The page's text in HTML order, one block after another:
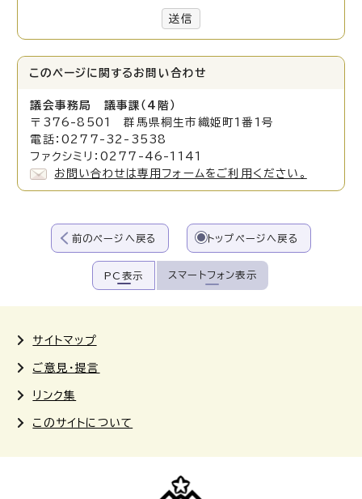
送信
このページに関する お問い合わせ
議会事務局 議事課（4階）
〒376-8501 群馬県桐生市織姫町1番1号
電話：0277-32-3538
ファクシミリ：0277-46-1141
お問い合わせは専用フォームをご利用ください。
前のページへ戻る トップページへ戻る
PC表示 スマートフォン表示
サイトマップ
ご意見・提言
リンク集
このサイトについて